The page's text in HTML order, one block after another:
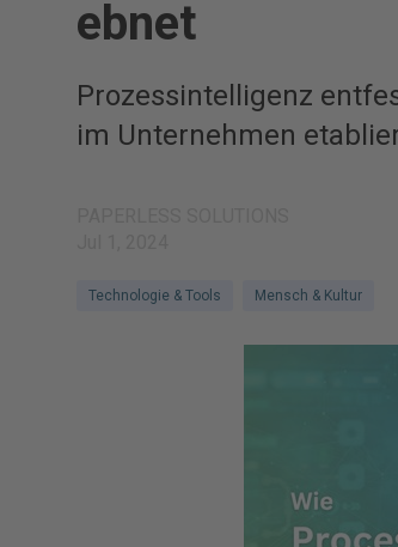
ebnet
Prozessintelligenz
im Unternehmen
Technologie & Tools Mensch & Kultur